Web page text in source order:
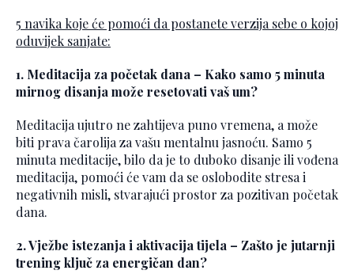
5 navika koje će pomoći da postanete verzija sebe o kojoj
oduvijek sanjate:
1. Meditacija za početak dana – Kako samo 5 minuta
mirnog disanja može resetovati vaš um?
Meditacija ujutro ne zahtijeva puno vremena, a može
biti prava čarolija za vašu mentalnu jasnoću. Samo 5
minuta meditacije, bilo da je to duboko disanje ili vođena
meditacija, pomoći će vam da se oslobodite stresa i
negativnih misli, stvarajući prostor za pozitivan početak
dana.
2. Vježbe istezanja i aktivacija tijela – Zašto je jutarnji
trening ključ za energičan dan?